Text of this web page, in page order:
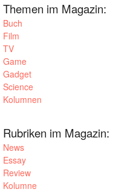
Themen im Magazin:
Buch
Film
TV
Game
Gadget
Science
Kolumnen
Rubriken im Magazin:
News
Essay
Review
Kolumne